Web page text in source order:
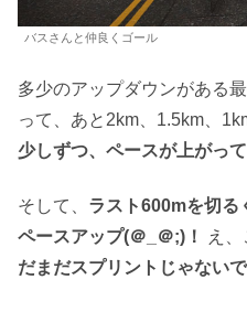
バスさんと仲良くゴール
多少のアップダウンがある
って、あと2km、1.5km、
少しずつ、ペースが上がっ
そして、 ラスト600mを切る
ペースアップ(＠_＠;)！
え
だまだスプリントじゃない